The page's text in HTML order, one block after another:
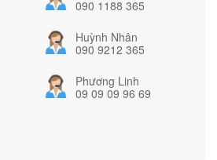
090 1188 365
Huỳnh Nhân
090 9212 365
Phương Linh
09 09 09 96 69